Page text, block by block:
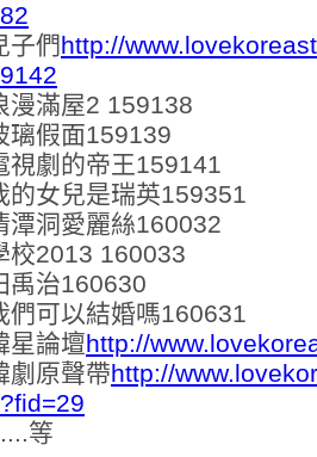
子們http://
漫滿屋2 159138
璃假面159139
視劇的帝王159141
的女兒是瑞英159351
潭洞愛麗絲160032
校2013 160033
禹治160630
們可以結婚嗎160631
星論壇http://
劇原聲帶http://
等